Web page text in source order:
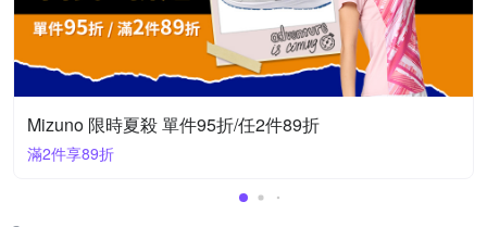
Mizuno 限時夏殺 單件95折/任2件89折
滿2件享89折